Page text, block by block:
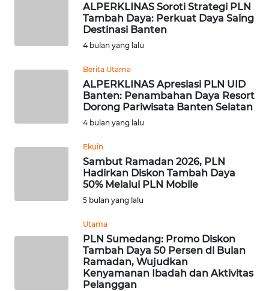
ALPERKLINAS Soroti Strategi PLN
Tambah Daya: Perkuat Daya Saing
Destinasi Banten
4 bulan yang lalu
Berita Utama
ALPERKLINAS Apresiasi PLN UID
Banten: Penambahan Daya Resort
Dorong Pariwisata Banten Selatan
4 bulan yang lalu
Ekuin
Sambut Ramadan 2026, PLN
Hadirkan Diskon Tambah Daya
50% Melalui PLN Mobile
5 bulan yang lalu
Utama
PLN Sumedang: Promo Diskon
Tambah Daya 50 Persen di Bulan
Ramadan, Wujudkan
Kenyamanan Ibadah dan Aktivitas
Pelanggan
WN
SUMBAR
BENGKULU